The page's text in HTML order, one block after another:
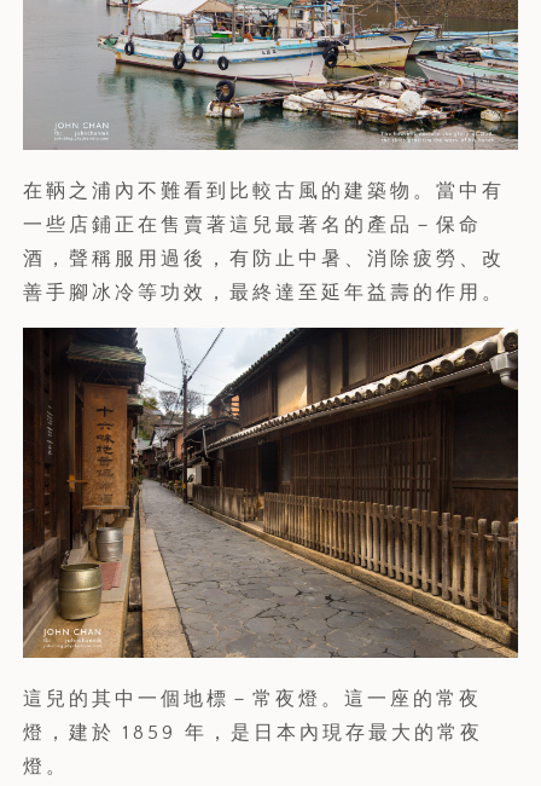
在鞆之浦內不難看到比較古風的建築物。當中有
一些店鋪正在售賣著這兒最著名的產品－保命
酒，聲稱服用過後，有防止中暑、消除疲勞、改
善手腳冰冷等功效，最終達至延年益壽的作用。
這兒的其中一個地標－常夜燈。這一座的常夜
燈，建於 1859 年，是日本內現存最大的常夜
燈。